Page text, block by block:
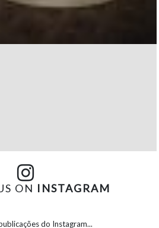
ON INSTAGRAM
do Instagram...